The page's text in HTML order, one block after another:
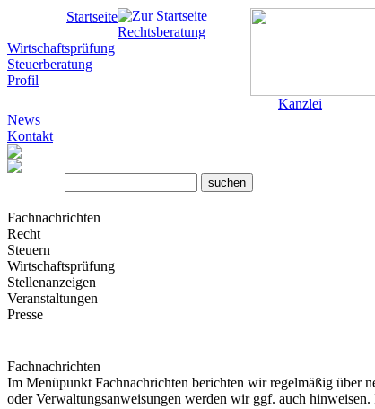
Startseite
Rechtsberatung
Wirtschaftsprüfung
Steuerberatung
Profil
Kanzlei
News
Kontakt
Fachnachrichten
Recht
Steuern
Wirtschaftsprüfung
Stellenanzeigen
Veranstaltungen
Presse
Fachnachrichten
Im Menüpunkt Fachnachrichten berichten wir regelmäßig über
oder Verwaltungsanweisungen werden wir ggf. auch